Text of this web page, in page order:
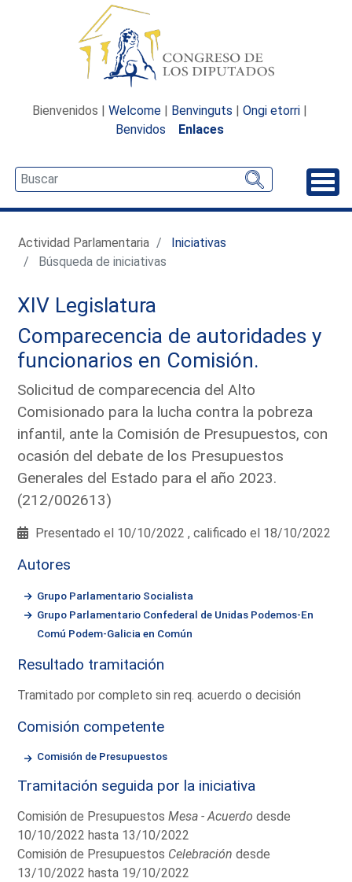
Bienvenidos | Welcome | Benvinguts | Ongi etorri |
Benvidos
Enlaces
Actividad Parlamentaria
Iniciativas
Búsqueda de iniciativas
XIV Legislatura
Comparecencia de autoridades y
funcionarios en Comisión.
Solicitud de comparecencia del Alto
Comisionado para la lucha contra la pobreza
infantil, ante la Comisión de Presupuestos, con
ocasión del debate de los Presupuestos
Generales del Estado para el año 2023.
(212/002613)
Presentado el 10/10/2022 , calificado el 18/10/2022
Autores
Grupo Parlamentario Socialista
Grupo Parlamentario Confederal de Unidas Podemos-En
Comú Podem-Galicia en Común
Resultado tramitación
Tramitado por completo sin req. acuerdo o decisión
Comisión competente
Comisión de Presupuestos
Tramitación seguida por la iniciativa
Comisión de PresupuestosMesa - Acuerdo desde
10/10/2022 hasta 13/10/2022
Comisión de Presupuestos Celebración desde
13/10/2022 hasta 19/10/2022